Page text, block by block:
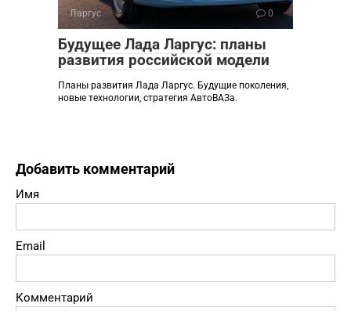
Ларгус 0
Будущее Лада Ларгус: планы
развития российской модели
Планы развития Лада Ларгус. Будущие поколения,
новые технологии, стратегия АвтоВАЗа.
Добавить комментарий
Имя
Email
Комментарий